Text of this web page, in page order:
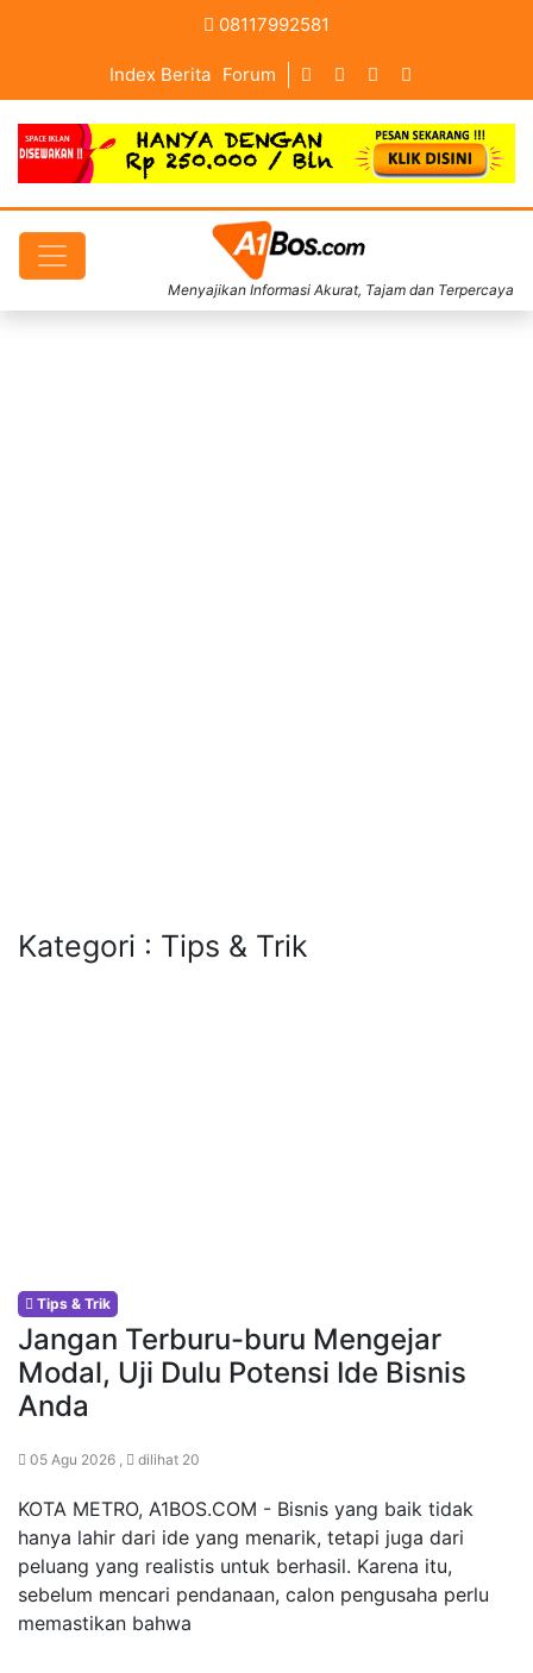
08117992581
Index Berita Forum
Menyajikan Informasi Akurat, Tajam dan Terpercaya
Kategori : Tips & Trik
Tips & Trik
Jangan Terburu-buru Mengejar
Modal, Uji Dulu Potensi Ide Bisnis
Anda
05 Agu 2026 , dilihat 20
KOTA METRO, A1BOS.COM - Bisnis yang baik tidak
hanya lahir dari ide yang menarik, tetapi juga dari
peluang yang realistis untuk berhasil. Karena itu,
sebelum mencari pendanaan, calon pengusaha perlu
memastikan bahwa